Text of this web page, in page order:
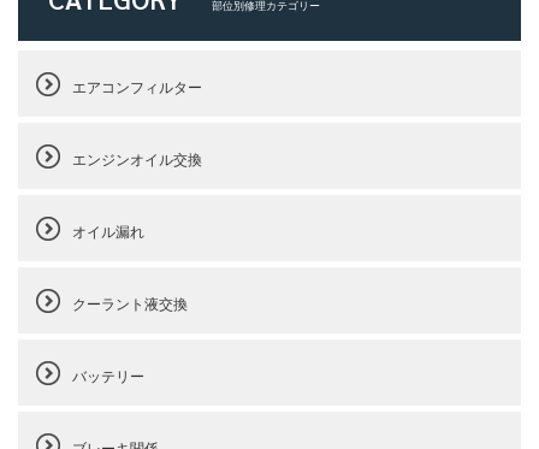
部位別修理カテゴリー
エアコンフィルター
エンジンオイル交換
オイル漏れ
クーラント液交換
バッテリー